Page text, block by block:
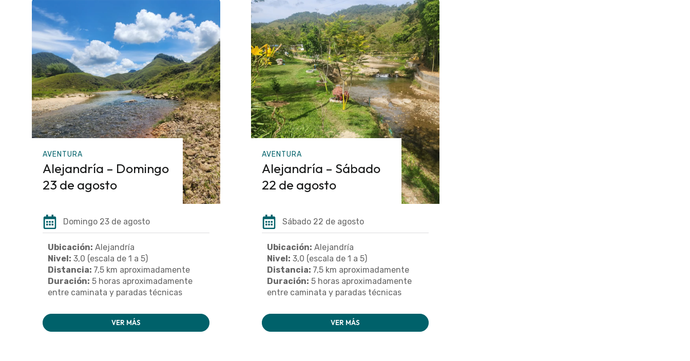
AVENTURA
Alejandría – Domingo
23 de agosto
Domingo 23 de agosto
Ubicación: Alejandría
Nivel: 3,0 (escala de 1 a 5)
Distancia: 7,5 km aproximadamente
Duración: 5 horas aproximadamente
entre caminata y paradas técnicas
VER MÁS
AVENTURA
Alejandría – Sábado
22 de agosto
Sábado 22 de agosto
Ubicación: Alejandría
Nivel: 3,0 (escala de 1 a 5)
Distancia: 7,5 km aproximadamente
Duración: 5 horas aproximadamente
entre caminata y paradas técnicas
VER MÁS